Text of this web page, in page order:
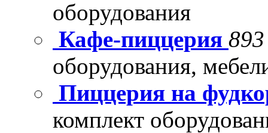
оборудования
Кафе-пиццерия
оборудования,
Пиццерия на
комплект